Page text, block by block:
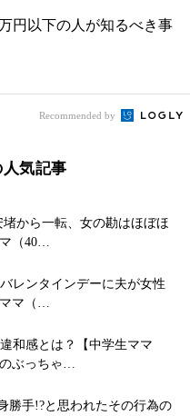
円以下の人が知るべき事
Recommended by
人気記事
から一転、女の勘はほぼほ
（40…
レンタインデーに夫が女性
マ（…
和感とは？【中学生ママ
ぶっちゃ…
勝手!?と思われたその行為の